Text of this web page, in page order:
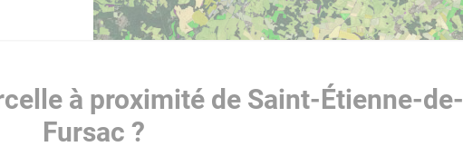
à proximité de Saint-Étienne-de-
Fursac ?